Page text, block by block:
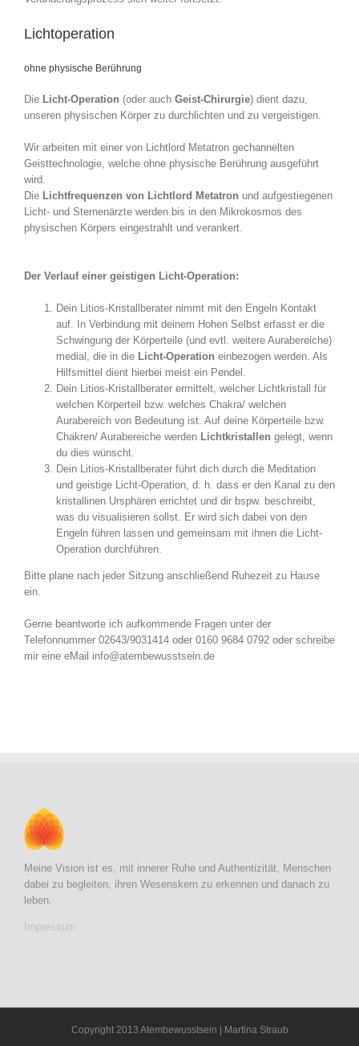
Lichtoperation
ohne physische Berührung
Die Licht-Operation (oder auch Geist-Chirurgie) dient dazu,
unseren physischen Körper zu durchlichten und zu vergeistigen.
Wir arbeiten mit einer von Lichtlord Metatron gechannelten
Geisttechnologie, welche ohne physische Berührung ausgeführt
wird.
Die Lichtfrequenzen von Lichtlord Metatron und aufgestiegenen
Licht- und Sternenärzte werden bis in den Mikrokosmos des
physischen Körpers eingestrahlt und verankert.
Der Verlauf einer geistigen Licht-Operation:
Dein Litios-Kristallberater nimmt mit den Engeln Kontakt
auf. In Verbindung mit deinem Hohen Selbst erfasst er die
Schwingung der Körperteile (und evtl. weitere Aurabereiche)
medial, die in die Licht-Operation einbezogen werden. Als
Hilfsmittel dient hierbei meist ein Pendel.
Dein Litios-Kristallberater ermittelt, welcher Lichtkristall für
welchen Körperteil bzw. welches Chakra/ welchen
Aurabereich von Bedeutung ist. Auf deine Körperteile bzw.
Chakren/ Aurabereiche werden Lichtkristallen gelegt, wenn
du dies wünscht.
Dein Litios-Kristallberater führt dich durch die Meditation
und geistige Licht-Operation, d. h. dass er den Kanal zu den
kristallinen Ursphären errichtet und dir bspw. beschreibt,
was du visualisieren sollst. Er wird sich dabei von den
Engeln führen lassen und gemeinsam mit ihnen die Licht-
Operation durchführen.
Bitte plane nach jeder Sitzung anschließend Ruhezeit zu Hause
ein.
Gerne beantworte ich aufkommende Fragen unter der
Telefonnummer 02643/9031414 oder 0160 9684 0792 oder schreibe
mir eine eMail info@atembewusstsein.de
Meine Vision ist es, mit innerer Ruhe und Authentizität, Menschen
dabei zu begleiten, ihren Wesenskern zu erkennen und danach zu
leben.
Impressum
Copyright 2013 Atembewusstsein | Martina Straub